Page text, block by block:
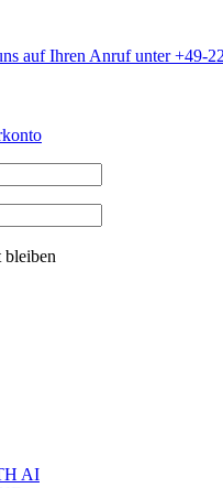
auf Ihren Anruf unter +49-
bleiben
AI